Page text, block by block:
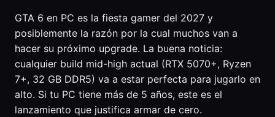
GTA 6 en PC es la fiesta gamer del 2027 y
posiblemente la razón por la cual muchos van a
hacer su próximo upgrade. La buena noticia:
cualquier build mid-high actual (RTX 5070+, Ryzen
7+, 32 GB DDR5) va a estar perfecta para jugarlo en
alto. Si tu PC tiene más de 5 años, este es el
lanzamiento que justifica armar de cero.